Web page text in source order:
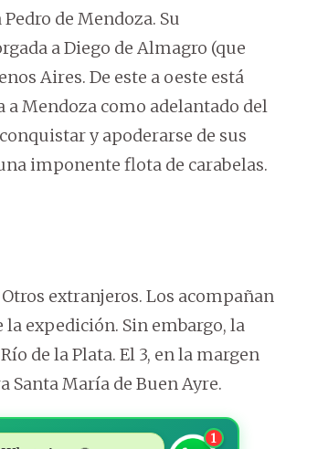
de Mendoza. Su
a Diego de Almagro (que
Aires. De este a oeste está
Mendoza como adelantado del
y apoderarse de sus
imponente flota de carabelas.
extranjeros. Los acompañan
expedición. Sin embargo, la
de la Plata. El 3, en la margen
Santa María de Buen Ayre.
1